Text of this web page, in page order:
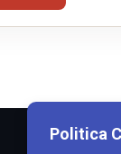
Politica